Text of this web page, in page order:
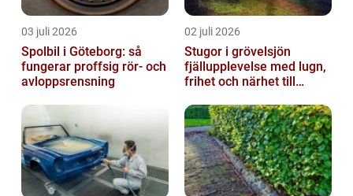
03 juli 2026
Spolbil i Göteborg: så
fungerar proffsig rör- och
avloppsrensning
02 juli 2026
Stugor i grövelsjön
fjällupplevelse med lugn,
frihet och närhet till